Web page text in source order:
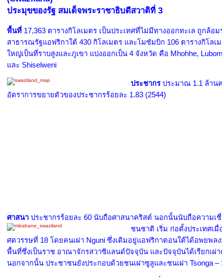
ประมุขของรัฐ สมเด็จพระราชาธิบดีสวาติที่ 3
พื้นที่ 17,363 ตารางกิโลเมตร เป็นประเทศที่ไม่มีทางออกทะเล ถูกล้อ
สาธารณรัฐแอฟริกาใต้ 430 กิโลเมตร และโมซัมบิก 106 ตารางกิโลเ
ใหญ่เป็นที่ราบสูงและภูเขา แบ่งออกเป็น 4 จังหวัด คือ Mhohhe,
และ Shiselweni
ประชากร ประมาณ 1.1 ล้าน
อัตราการขยายตัวของประชากรร้อยละ 1.83 (2544)
ศาสนา ประชากรร้อยละ 60 นับถือศาสนาคริสต์ นอกนั้นนับถือความเ
ชนชาติ เริ่ม ก่อตั้งประเทศเมื่
ศตวรรษที่ 18 โดยคนเผ่า Nguni ซึ่งเดิมอยู่แอฟริกาตอนใต้ได้อพยพล
พื้นที่ซึ่งเป็นราช อาณาจักรสวาซิแลนด์ปัจจุบัน และปัจจุบันได้เรียกเผ่า
นอกจากนั้น ประชาชนยังประกอบด้วยชนเผ่าซูลูและชนเผ่า Tsonga –